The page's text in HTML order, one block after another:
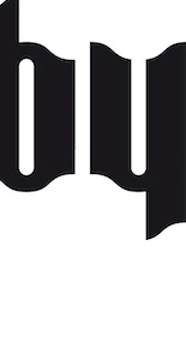
DOPORUČUJEME